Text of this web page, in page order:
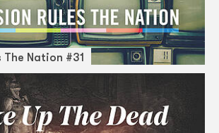
The Nation #31